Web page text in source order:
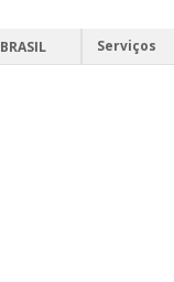
BRASIL
Serviços